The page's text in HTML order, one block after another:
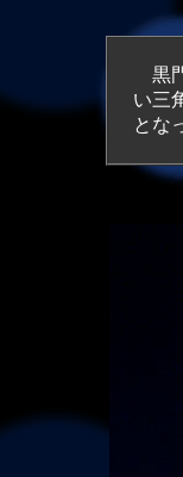
黒
い三
とな